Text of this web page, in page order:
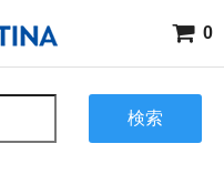
0
検索